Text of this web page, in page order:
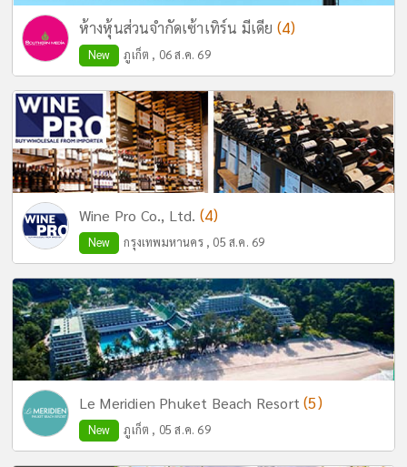
ห้างหุ้นส่วนจำกัดเซ้าเทิร์น มีเดีย (4)
New ภูเก็ต , 06 ส.ค. 69
Wine Pro Co., Ltd. (4)
New กรุงเทพมหานคร , 05 ส.ค. 69
Le Meridien Phuket Beach Resort(5)
New ภูเก็ต , 05 ส.ค. 69